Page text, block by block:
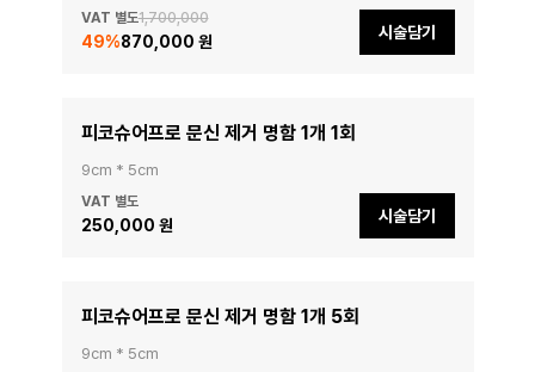
VAT 별도1,700,000
49%870,000 원 시술담기
피코슈어프로 문신 제거 명함 1개 1회
9cm * 5cm
VAT 별도
250,000 원 시술담기
피코슈어프로 문신 제거 명함 1개 5회
9cm * 5cm